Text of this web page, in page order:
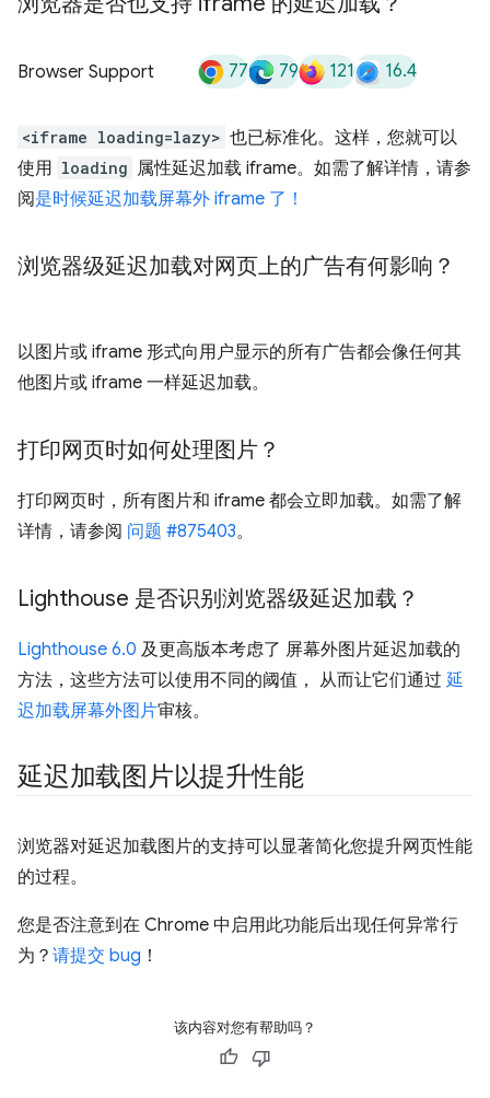
Browser Support 77 79 121 16.4
<iframe loading=lazy> 也已标准化。这样，您就可以
使用 loading 属性延迟加载 iframe。如需了解详情，请参
阅是时候延迟加载屏幕外 iframe 了！
浏览器级延迟加载对网页上的广告有何影响？
以图片或 iframe 形式向用户显示的所有广告都会像任何其
他图片或 iframe 一样延迟加载。
打印网页时如何处理图片？
打印网页时，所有图片和 iframe 都会立即加载。如需了解
详情，请参阅 问题 #875403。
Lighthouse 是否识别浏览器级延迟加载？
Lighthouse 6.0 及更高版本考虑了 屏幕外图片延迟加载的
方法，这些方法可以使用不同的阈值， 从而让它们通过 延
迟加载屏幕外图片审核。
延迟加载图片以提升性能
浏览器对延迟加载图片的支持可以显著简化您提升网页性能
的过程。
您是否注意到在 Chrome 中启用此功能后出现任何异常行
为？ 请提交 bug ！
该内容对您有帮助吗？